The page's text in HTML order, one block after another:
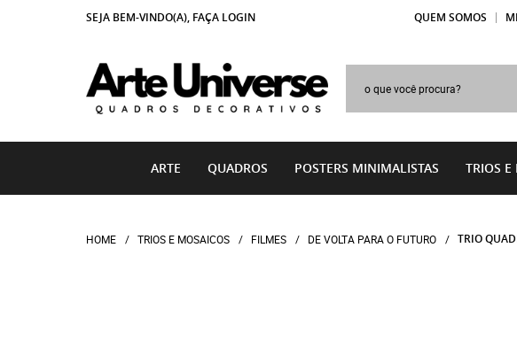
SEJA BEM-VINDO(A), FAÇA LOGIN QUEM SOMOS
ARTE QUADROS POSTERS MINIMALISTAS TRIOS E
HOME TRIOS E MOSAICOS FILMES DE VOLTA PARA O FUTURO TRIO